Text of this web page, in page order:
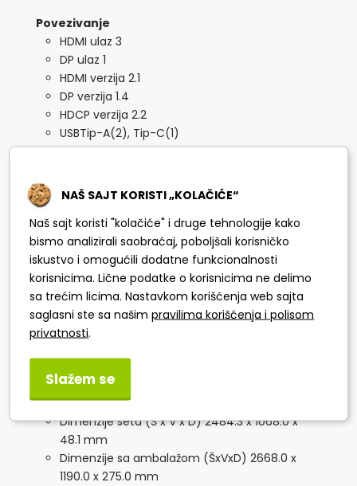
Povezivanje
HDMI ulaz 3
DP ulaz 1
HDMI verzija 2.1
DP verzija 1.4
HDCP verzija 2.2
USBTip-A(2), Tip-C(1)
IR ulaz Da
Audio izlaz Stereo Mini Jack
RS232 Out Da
RJ45 In Da
WiFi Da
Bluetooth Da
Struja
Napajanje AC100-240V 50/60Hz
Mehaničke specifikacije
Dimenzije seta (Š x V x D) 2484.3 x 1068.0 x
48.1 mm
Dimenzije sa ambalažom (ŠxVxD) 2668.0 x
1190.0 x 275.0 mm
NAŠ SAJT KORISTI „KOLAČIĆE“
Naš sajt koristi "kolačiće" i druge tehnologije kako
bismo analizirali saobraćaj, poboljšali korisničko
iskustvo i omogućili dodatne funkcionalnosti
korisnicima. Lične podatke o korisnicima ne delimo
sa trećim licima. Nastavkom korišćenja web sajta
saglasni ste sa našimpravilima korišćenja i polisom
privatnosti.
Slažem se